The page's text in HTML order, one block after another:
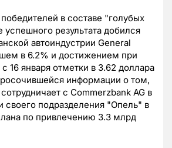
в составе "голубых
результата добился
автоиндустрии General
в 6.2% и достижением при
16 января отметки в 3.62 доллара
информации о том,
с Commerzbank AG в
своего подразделения "Опель" в
по привлечению 3.3 млрд